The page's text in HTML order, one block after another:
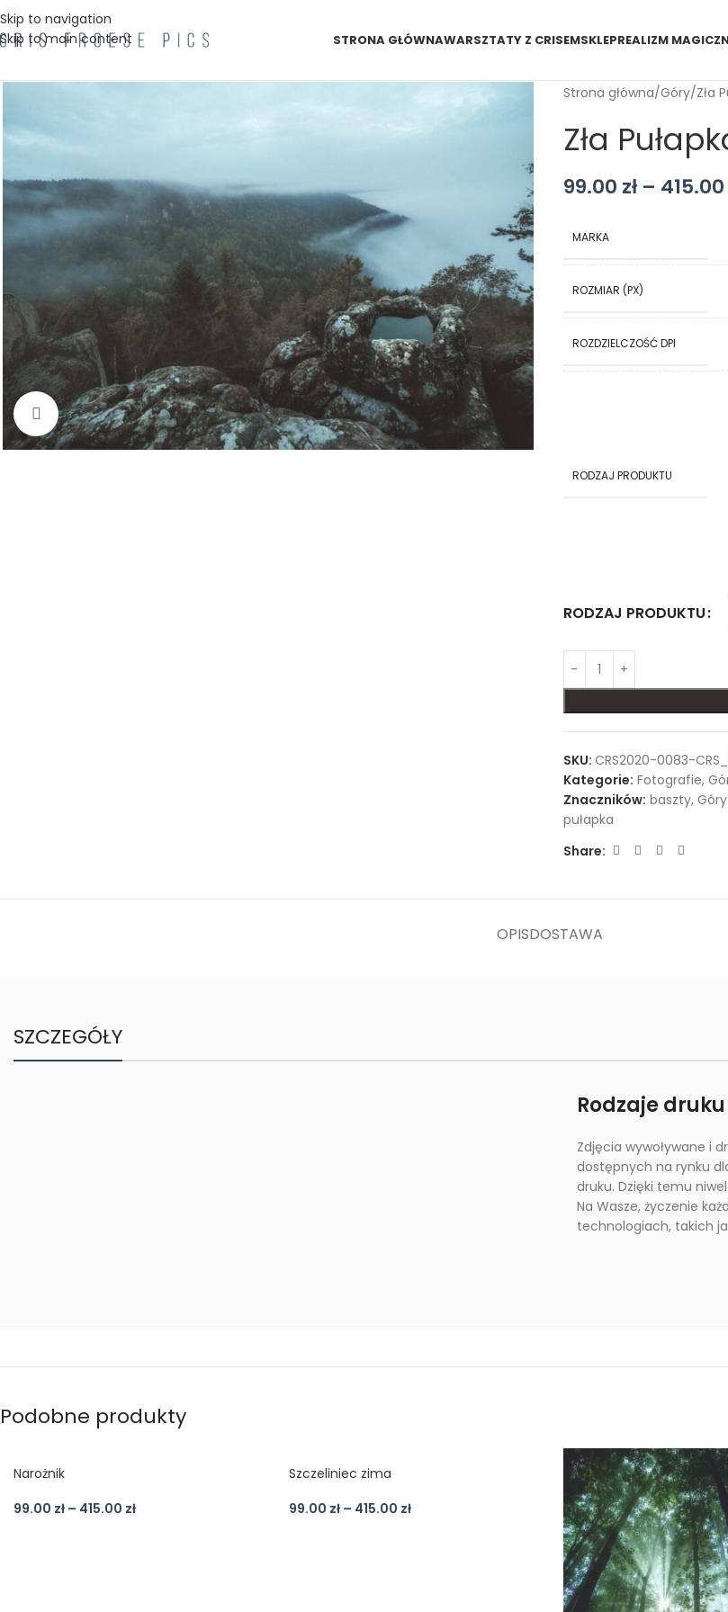
Skip to navigation
Skip to main content
STRONA GŁÓWNAWARSZTATY Z CRISEMSKLEPREALIZM
Kliknij aby powiększyć
Strona główna Góry Zła
Zła
99.00 zł – 415.00
MARKA
ROZMIAR (PX)
ROZDZIELCZOŚĆ DPI
RODZAJ PRODUKTU
RODZAJ PRODUKTU
SKU: CRS2020-0083-
Kategorie: Fotografie,
Znaczników: baszty,
pułapka
Share:
OPISDOSTAWA
SZCZEGÓŁY
Rodzaje
Zdjęcia wywoływane i
dostępnych na rynku
druku. Dzięki temu
Na Wasze, życzenie
technologiach, takich
Podobne produkty
Narożnik
99.00 zł – 415.00 zł
Szczeliniec zima
99.00 zł – 415.00 zł